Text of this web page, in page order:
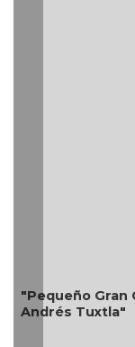
"Pequeño Gran
Andrés Tuxtla"